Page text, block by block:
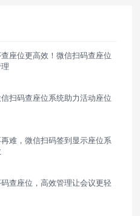
座位更高效！微信扫码查座位
扫码查座位系统助力活动座位
难，微信扫码签到显示座位系
查座位，高效管理让会议更轻